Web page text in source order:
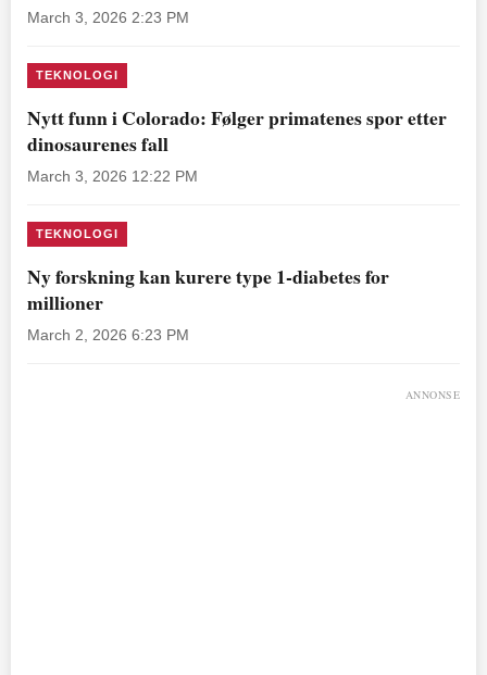
March 3, 2026 2:23 PM
TEKNOLOGI
Nytt funn i Colorado: Følger primatenes spor etter
dinosaurenes fall
March 3, 2026 12:22 PM
TEKNOLOGI
Ny forskning kan kurere type 1-diabetes for
millioner
March 2, 2026 6:23 PM
ANNONSE